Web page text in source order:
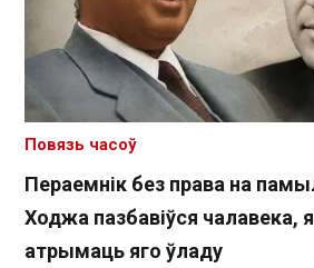
Пераемнік без права на
Ходжа пазбавіўся чалавека,
атрымаць яго ўладу
Повязь часоў